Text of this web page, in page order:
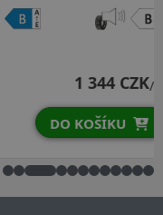
1 344 CZK/ks
DO KOŠÍKU